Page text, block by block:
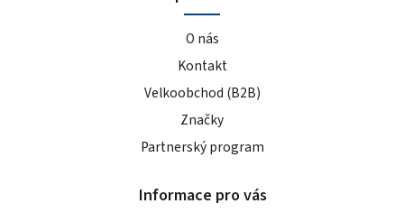
O nás
Kontakt
Velkoobchod (B2B)
Značky
Partnerský program
Informace pro vás